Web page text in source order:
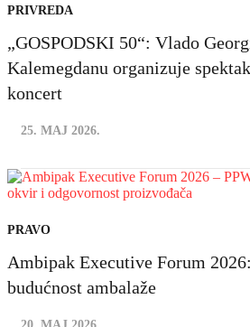
PRIVREDA
„GOSPODSKI 50“: Vlado
Kalemegdanu organizuje
koncert
25. MAJ 2026.
PRAVO
Ambipak Executive Forum
budućnost ambalaže